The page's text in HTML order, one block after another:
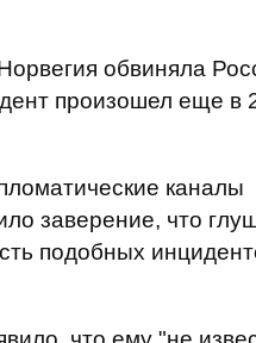
обвиняла
произошел еще в
каналы
заверение, что
подобных